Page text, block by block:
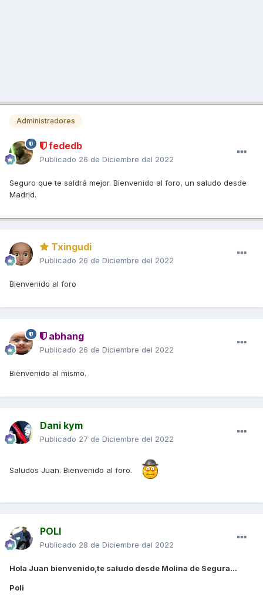
Administradores
fededb
Publicado 26 de Diciembre del 2022
Seguro que te saldrá mejor. Bienvenido al foro, un saludo desde
Madrid.
Txingudi
Publicado 26 de Diciembre del 2022
Bienvenido al foro
abhang
Publicado 26 de Diciembre del 2022
Bienvenido al mismo.
Dani kym
Publicado 27 de Diciembre del 2022
Saludos Juan. Bienvenido al foro.
POLI
Publicado 28 de Diciembre del 2022
Hola Juan bienvenido,te saludo desde Molina de Segura...
Poli